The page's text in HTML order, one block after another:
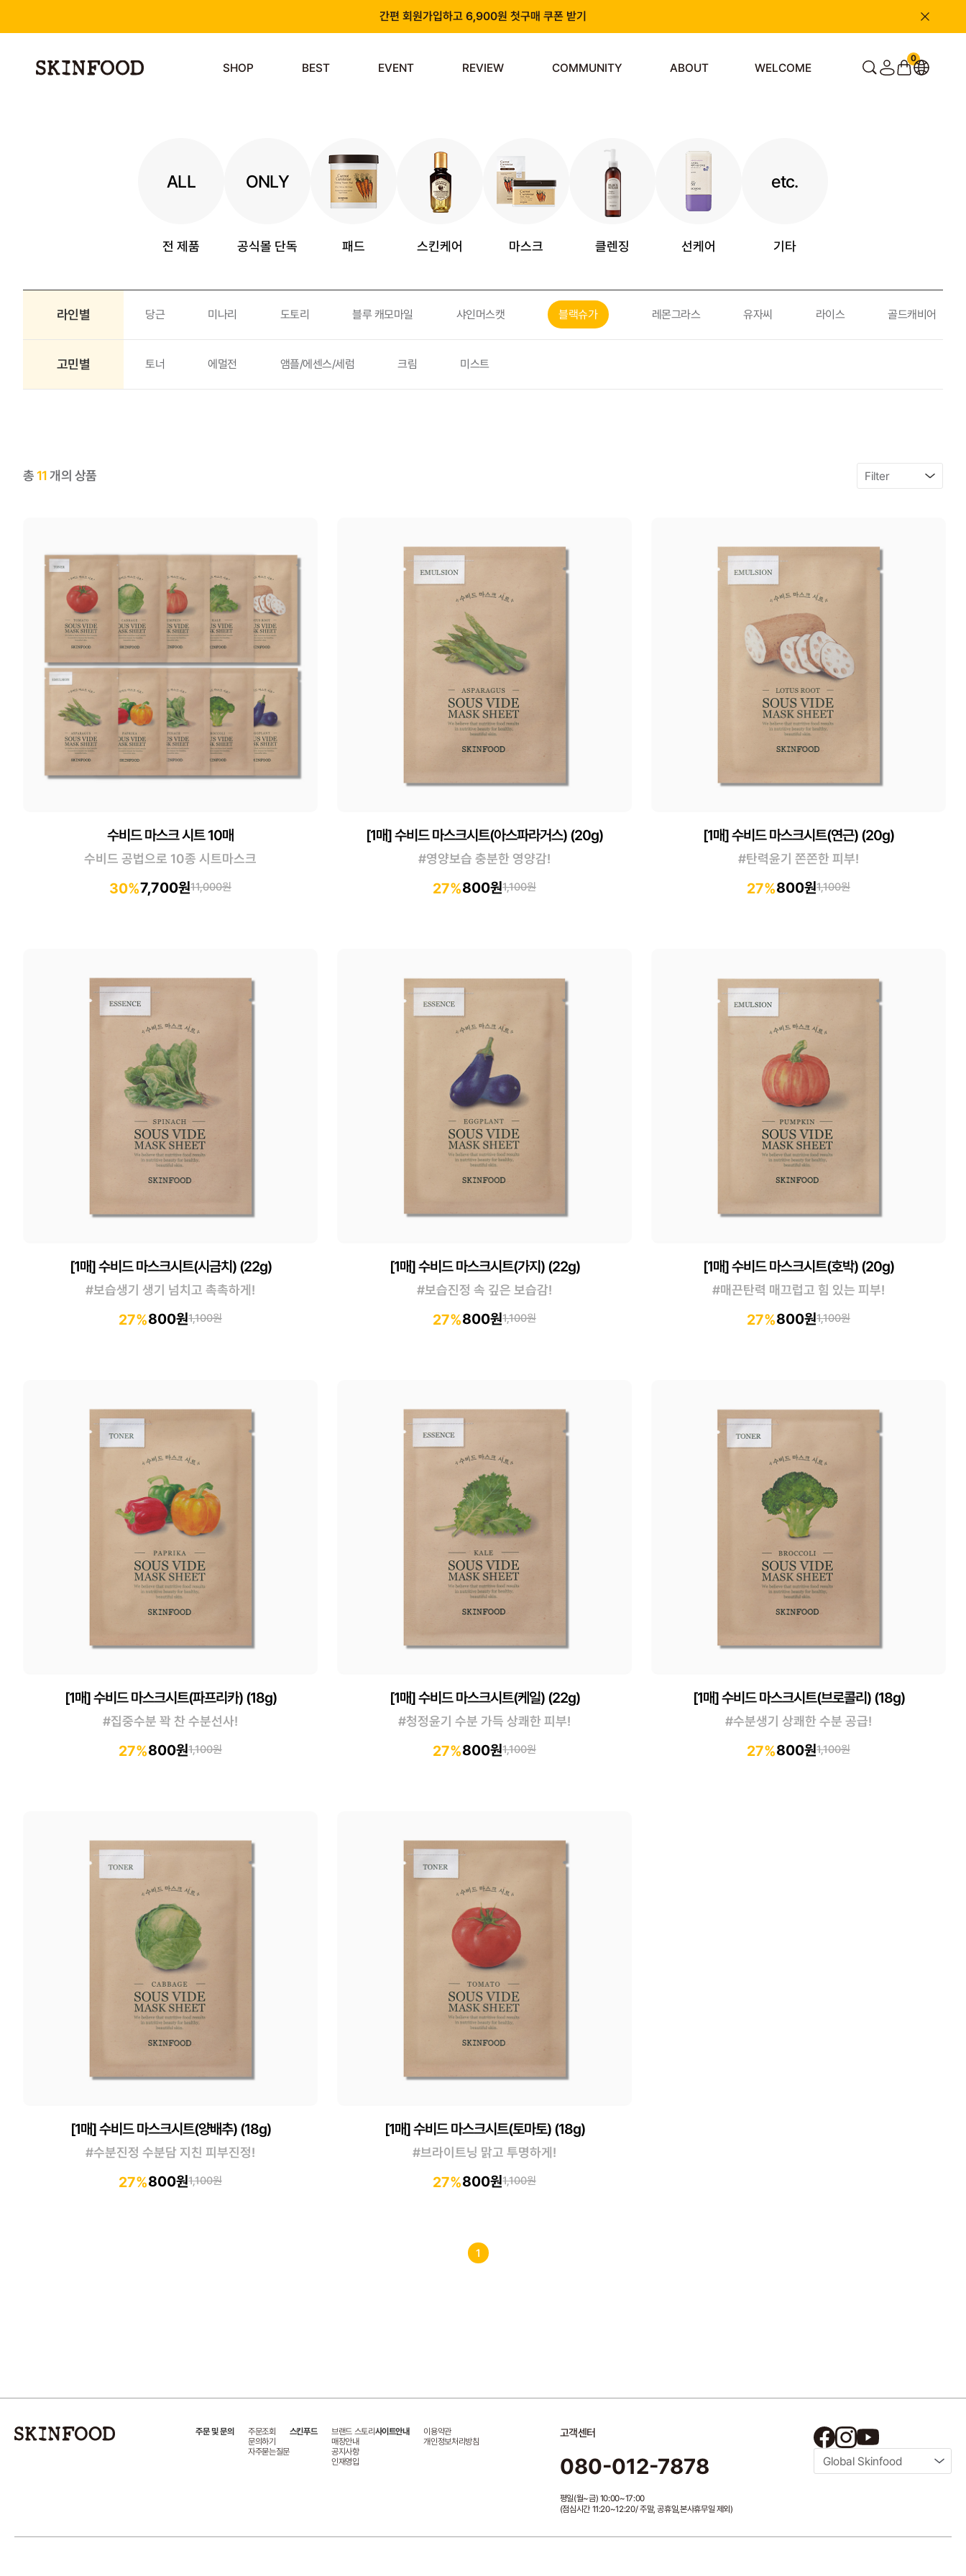
간편 회원가입하고 6,900원 첫구매 쿠폰 받기
SHOP BEST EVENT REVIEW COMMUNITY ABOUT WELCOME
0
ALL
전 제품
ONLY
공식몰 단독 패드 스킨케어 마스크 클렌징 선케어
etc.
기타
라인별 당근 미나리 도토리 블루 캐모마일 샤인머스캣 블랙슈가 레몬그라스 유자씨 라이스 골드캐비어
고민별 토너 에멀전 앰플/에센스/세럼 크림 미스트
총11개의 상품
수비드 마스크 시트 10매
수비드 공법으로 10종 시트마스크
30%7,700원11,000원
[1매] 수비드 마스크시트(아스파라거스) (20g)
#영양보습 충분한 영양감!
27%800원1,100원
[1매] 수비드 마스크시트(연근) (20g)
#탄력윤기 쫀쫀한 피부!
27%800원1,100원
[1매] 수비드 마스크시트(시금치) (22g)
#보습생기 생기 넘치고 촉촉하게!
27%800원1,100원
[1매] 수비드 마스크시트(가지) (22g)
#보습진정 속 깊은 보습감!
27%800원1,100원
[1매] 수비드 마스크시트(호박) (20g)
#매끈탄력 매끄럽고 힘 있는 피부!
27%800원1,100원
[1매] 수비드 마스크시트(파프리카) (18g)
#집중수분 꽉 찬 수분선사!
27%800원1,100원
[1매] 수비드 마스크시트(케일) (22g)
#청정윤기 수분 가득 상쾌한 피부!
27%800원1,100원
[1매] 수비드 마스크시트(브로콜리) (18g)
#수분생기 상쾌한 수분 공급!
27%800원1,100원
[1매] 수비드 마스크시트(양배추) (18g)
#수분진정 수분담 지친 피부진정!
27%800원1,100원
[1매] 수비드 마스크시트(토마토) (18g)
#브라이트닝 맑고 투명하게!
27%800원1,100원
1
주문 및 문의
주문조회
문의하기
자주묻는질문
스킨푸드
브랜드 스토리
매장안내
공지사항
인재영입
사이트안내
이용약관
개인정보처리방침
고객센터
080-012-7878
평일(월~금) 10:00~17:00
(점심시간 11:20~12:20/ 주말, 공휴일,본사휴무일 제외)
Global Skinfood